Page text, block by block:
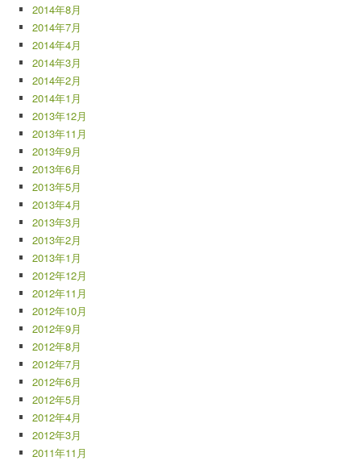
2014年8月
2014年7月
2014年4月
2014年3月
2014年2月
2014年1月
2013年12月
2013年11月
2013年9月
2013年6月
2013年5月
2013年4月
2013年3月
2013年2月
2013年1月
2012年12月
2012年11月
2012年10月
2012年9月
2012年8月
2012年7月
2012年6月
2012年5月
2012年4月
2012年3月
2011年11月